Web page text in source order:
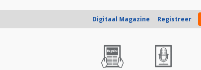
Digitaal Magazine Registreer